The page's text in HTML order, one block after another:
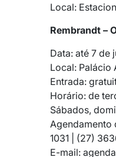
Local:
Rembrandt –
Data: até 7 de
Local: Palácio
Entrada:
Horário: de
Sábados,
Agendamento
1031 | (27)
E-mail: